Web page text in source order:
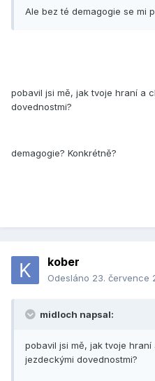
Ale bez té demagogie se mi
pobavil jsi mě, jak tvoje hraní a
dovednostmi?
demagogie? Konkrétně?
kober
Odesláno 23. července
midloch napsal:
pobavil jsi mě, jak tvoje
jezdeckými dovednostmi?